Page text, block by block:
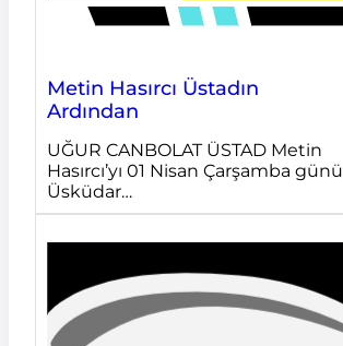
Metin Hasırcı Üstadın
Ardından
UĞUR CANBOLAT ÜSTAD Metin
Hasırcı’yı 01 Nisan Çarşamba günü
Üsküdar…